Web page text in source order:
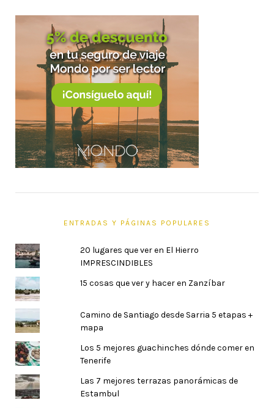
ENTRADAS Y PÁGINAS POPULARES
20 lugares que ver en El Hierro
IMPRESCINDIBLES
15 cosas que ver y hacer en Zanzíbar
Camino de Santiago desde Sarria 5 etapas +
mapa
Los 5 mejores guachinches dónde comer en
Tenerife
Las 7 mejores terrazas panorámicas de
Estambul